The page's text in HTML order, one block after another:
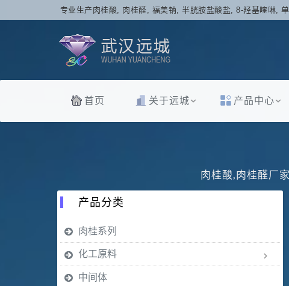
专业生产肉桂酸, 肉桂醛, 福美钠, 半胱胺盐酸盐, 8-羟基喹啉,
首页 关于远城 产品中心
肉桂酸,肉桂醛厂
产品分类
肉桂系列
化工原料
中间体